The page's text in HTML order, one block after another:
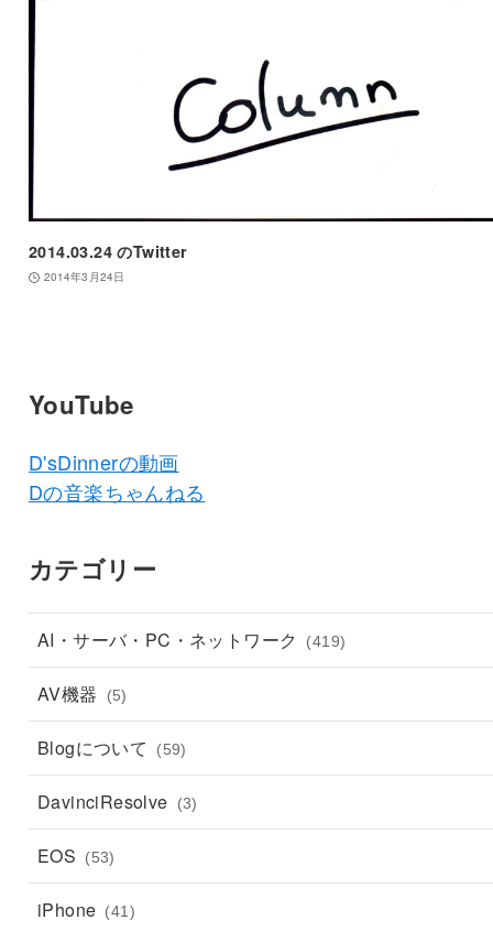
2014.03.24 のTwitter
2014年3月24日
YouTube
D'sDinnerの動画
Dの音楽ちゃんねる
カテゴリー
AI・サーバ・PC・ネットワーク (419)
AV機器 (5)
Blogについて (59)
DavinciResolve (3)
EOS (53)
iPhone (41)